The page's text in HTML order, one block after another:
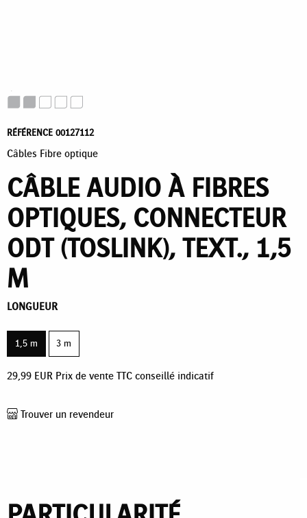
RÉFÉRENCE 00127112
Câbles Fibre optique
CÂBLE AUDIO À FIBRES
OPTIQUES, CONNECTEUR
ODT (TOSLINK), TEXT., 1,5
M
LONGUEUR
1,5 m 3 m
29,99 EUR Prix de vente TTC conseillé indicatif
Trouver un revendeur